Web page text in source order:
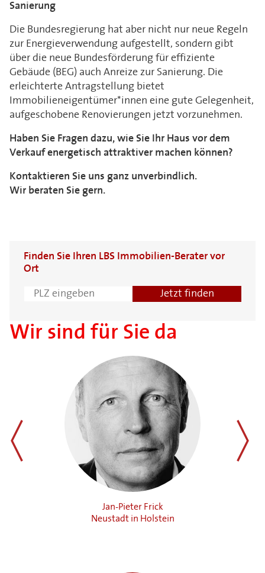
Sanierung
Die Bundesregierung hat aber nicht nur neue Regeln
zur Energieverwendung aufgestellt, sondern gibt
über die neue Bundesförderung für effiziente
Gebäude (BEG) auch Anreize zur Sanierung. Die
erleichterte Antragstellung bietet
Immobilieneigentümer*innen eine gute Gelegenheit,
aufgeschobene Renovierungen jetzt vorzunehmen.
Haben Sie Fragen dazu, wie Sie Ihr Haus vor dem
Verkauf energetisch attraktiver machen können?
Kontaktieren Sie uns ganz unverbindlich.
Wir beraten Sie gern.
Finden Sie Ihren LBS Immobilien-Berater vor
Ort
Wir sind für Sie da
Jan-Pieter Frick
Neustadt in Holstein